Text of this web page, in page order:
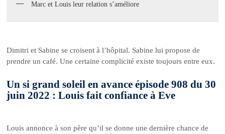
Marc et Louis leur relation s’améliore
Dimitri et Sabine se croisent à l’hôpital. Sabine lui propose de
prendre un café. Une certaine complicité existe toujours entre eux.
Un si grand soleil en avance épisode 908 du 30
juin 2022 : Louis fait confiance à Eve
Louis annonce à son père qu’il se donne une dernière chance de